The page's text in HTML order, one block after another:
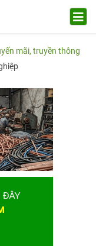
mãi, truyền thông